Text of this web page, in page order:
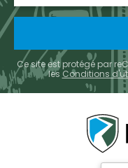
Ce site est protégé par
les Conditions